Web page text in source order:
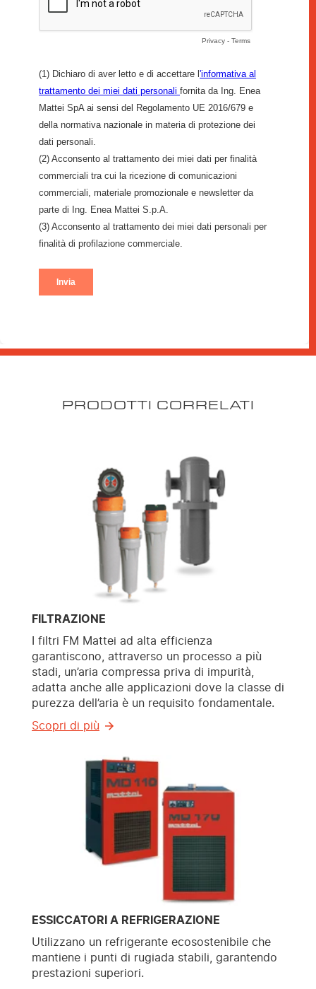
PRODOTTI CORRELATI
FILTRAZIONE
I filtri FM Mattei ad alta efficienza
garantiscono, attraverso un processo a più
stadi, un’aria compressa priva di impurità,
adatta anche alle applicazioni dove la classe di
purezza dell’aria è un requisito fondamentale.
Scopri di più
ESSICCATORI A REFRIGERAZIONE
Utilizzano un refrigerante ecosostenibile che
mantiene i punti di rugiada stabili, garantendo
prestazioni superiori.